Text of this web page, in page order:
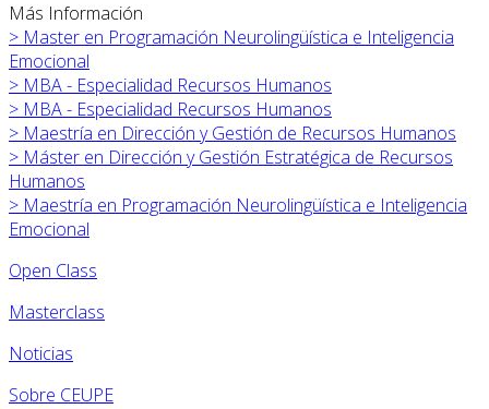
Más Información
> Master en Programación Neurolingüística e Inteligencia
Emocional
> MBA - Especialidad Recursos Humanos
> MBA - Especialidad Recursos Humanos
> Maestría en Dirección y Gestión de Recursos Humanos
> Máster en Dirección y Gestión Estratégica de Recursos
Humanos
> Maestría en Programación Neurolingüística e Inteligencia
Emocional
Open Class
Masterclass
Noticias
Sobre CEUPE